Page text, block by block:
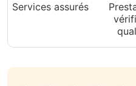
Services assurés